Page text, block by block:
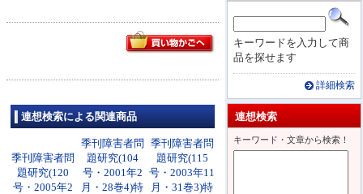
キーワードを入力して商
品を探せます
詳細検索
連想検索
キーワード・文章から検索！
連想検索による関連商品
季刊障害者問
題研究(120
号・2005年2
季刊障害者問
題研究(104
号・2001年2
月・28巻4)特
季刊障害者問
題研究(115
号・2003年11
月・31巻3)特